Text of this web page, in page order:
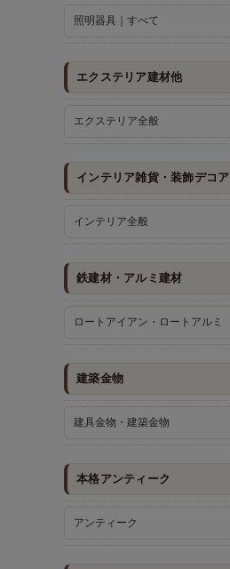
照明器具｜すべて
エクステリア建材他
エクステリア全般
インテリア雑貨・装飾デコア
インテリア全般
鉄建材・アルミ建材
ロートアイアン・ロートアルミ
建築金物
建具金物・建築金物
本格アンティーク
アンティーク